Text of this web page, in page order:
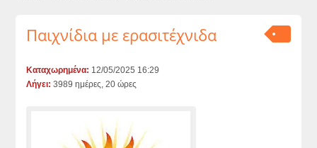
Παιχνίδια με ερασιτέχνιδα
Καταχωρημένα: 12/05/2025 16:29
Λήγει: 3989 ημέρες, 20 ώρες